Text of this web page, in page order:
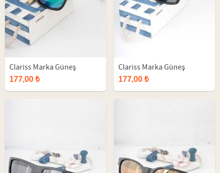
Clariss Marka Güneş
Gözlüğü
177,00 ₺
Clariss Marka Güneş
Gözlüğü
177,00 ₺